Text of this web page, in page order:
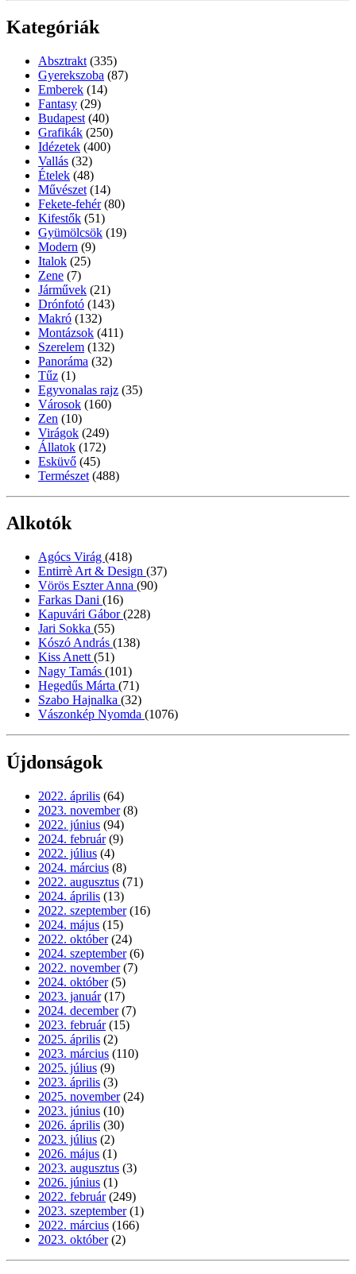
Kategóriák
Absztrakt (335)
Gyerekszoba (87)
Emberek (14)
Fantasy (29)
Budapest (40)
Grafikák (250)
Idézetek (400)
Vallás (32)
Ételek (48)
Művészet (14)
Fekete-fehér (80)
Kifestők (51)
Gyümölcsök (19)
Modern (9)
Italok (25)
Zene (7)
Járművek (21)
Drónfotó (143)
Makró (132)
Montázsok (411)
Szerelem (132)
Panoráma (32)
Tűz (1)
Egyvonalas rajz (35)
Városok (160)
Zen (10)
Virágok (249)
Állatok (172)
Esküvő (45)
Természet (488)
Alkotók
Agócs Virág (418)
Entirrè Art & Design (37)
Vörös Eszter Anna (90)
Farkas Dani (16)
Kapuvári Gábor(228)
Jari Sokka (55)
Kószó András (138)
Kiss Anett (51)
Nagy Tamás (101)
Hegedűs Márta (71)
Szabo Hajnalka (32)
Vászonkép Nyomda (1076)
Újdonságok
2022. április (64)
2023. november (8)
2022. június (94)
2024. február (9)
2022. július (4)
2024. március (8)
2022. augusztus (71)
2024. április (13)
2022. szeptember (16)
2024. május (15)
2022. október (24)
2024. szeptember (6)
2022. november (7)
2024. október (5)
2023. január (17)
2024. december (7)
2023. február (15)
2025. április (2)
2023. március (110)
2025. július (9)
2023. április (3)
2025. november (24)
2023. június (10)
2026. április (30)
2023. július (2)
2026. május (1)
2023. augusztus (3)
2026. június (1)
2022. február (249)
2023. szeptember (1)
2022. március (166)
2023. október (2)